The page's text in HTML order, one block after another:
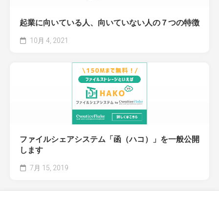
起業に向いている人、向いていない人の７つの特徴
10月 4, 2021
ファイルシェアシステム「函（ハコ）」を一般公開
します
7月 15, 2019